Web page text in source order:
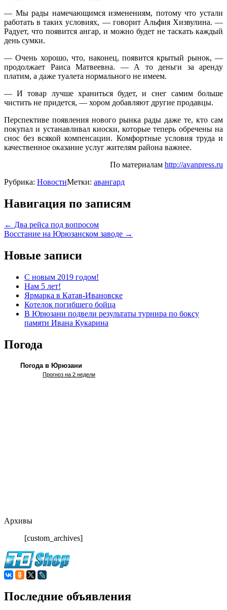
— Мы рады намечающимся изменениям, потому что устали
работать в таких условиях, — говорит Альфия Хизвулина. —
Радует, что появится ангар, и можно будет не таскать каждый
день сумки.
— Очень хорошо, что, наконец, появится крытый рынок, —
продолжает Раиса Матвеевна. — А то деньги за аренду
платим, а даже туалета нормального не имеем.
— И товар лучше храниться будет, и снег самим больше
чистить не придется, — хором добавляют другие продавцы.
Перспективе появления нового рынка рады даже те, кто сам
покупал и устанавливал киоски, которые теперь обречены на
снос без всякой компенсации. Комфортные условия труда и
качественное оказание услуг жителям района важнее.
По материалам http://avanpress.ru
Рубрика: НовостиМетки: авангард
Навигация по записям
← Два рейса под вопросом
Восстание на Юрюзанском заводе →
Новые записи
С новым 2019 годом!
Нам 5 лет!
Ярмарка в Катав-Ивановске
Котелок погибшего бойца
В Юрюзани подвели результаты турнира по боксу
памяти Ивана Кукарина
Погода
Погода в Юрюзани
Прогноз на 2 недели
Архивы
[custom_archives]
Последние объявления